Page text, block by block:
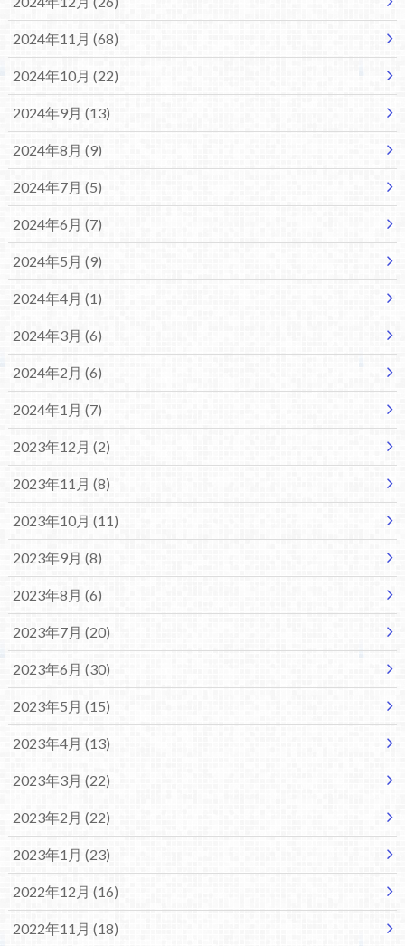
2024年11月 (68)
2024年10月 (22)
2024年9月 (13)
2024年8月 (9)
2024年7月 (5)
2024年6月 (7)
2024年5月 (9)
2024年4月 (1)
2024年3月 (6)
2024年2月 (6)
2024年1月 (7)
2023年12月 (2)
2023年11月 (8)
2023年10月 (11)
2023年9月 (8)
2023年8月 (6)
2023年7月 (20)
2023年6月 (30)
2023年5月 (15)
2023年4月 (13)
2023年3月 (22)
2023年2月 (22)
2023年1月 (23)
2022年12月 (16)
2022年11月 (18)